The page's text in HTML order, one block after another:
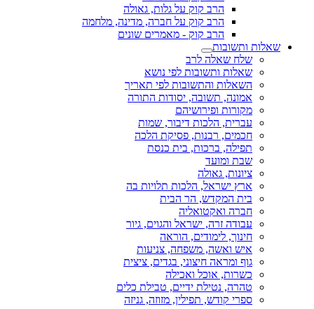
הרב קוק על גלות, גאולה
הרב קוק על חברה, מדינה, מלחמה
הרב קוק - מאמרים שונים
שאלות ותשובות
שלח שאלה לרב
שאלות ותשובות לפי נושא
השאלות והתשובות לפי תאריך
אמונה, תשובה, יסודות התורה
מקורות ופירושיהם
עברית, הלכות דיבור, שמות
חכמים, רבנות, פסיקת הלכה
תפילה, ברכות, בית כנסת
שבת ומועד
ציונות, גאולה
ארץ ישראל, הלכות תלויות בה
בית המקדש, הר הבית
חברה ואקטואליה
עבודה זרה, ישראל והגוים, גיור
חינוך, לימודים, הוראה
איש ואשה, משפחה, צניעות
גוף ומראה חיצוני, בגדים, ציצית
כשרות, אוכל ואכילה
טהרה, נטילת ידיים, טבילת כלים
ספרי קודש, תפילין, מזוזה, גניזה